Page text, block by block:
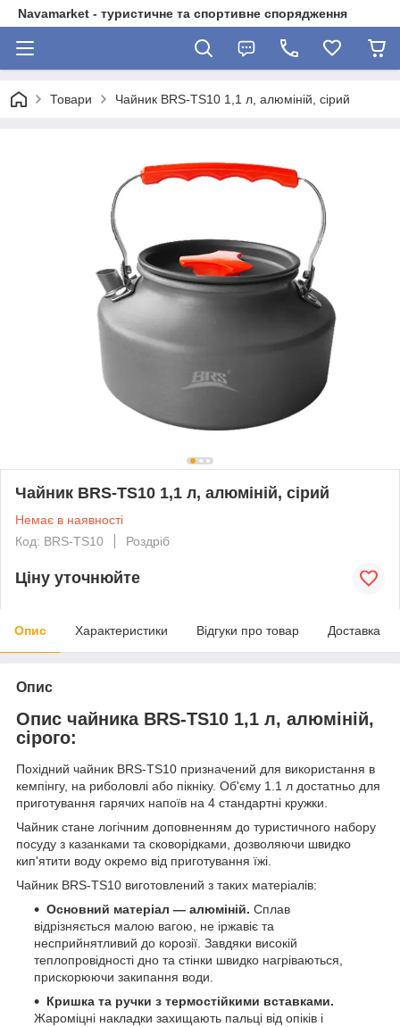
Navamarket - туристичне та спортивне спорядження
Товари Чайник BRS-TS10 1,1 л, алюміній, сірий
Чайник BRS-TS10 1,1 л, алюміній, сірий
Немає в наявності
Код: BRS-TS10
Роздріб
Ціну уточнюйте
Опис Характеристики Відгуки про товар Доставка
Опис
Опис чайника BRS-TS10 1,1 л, алюміній,
сірого:
Похідний чайник BRS-TS10 призначений для використання в
кемпінгу, на риболовлі або пікніку. Об'єму 1.1 л достатньо для
приготування гарячих напоїв на 4 стандартні кружки.
Чайник стане логічним доповненням до туристичного набору
посуду з казанками та сковорідками, дозволяючи швидко
кип'ятити воду окремо від приготування їжі.
Чайник BRS-TS10 виготовлений з таких матеріалів:
Основний матеріал — алюміній. Сплав
відрізняється малою вагою, не іржавіє та
несприйнятливий до корозії. Завдяки високій
теплопровідності дно та стінки швидко нагріваються,
прискорюючи закипання води.
Кришка та ручки з термостійкими вставками.
Жароміцні накладки захищають пальці від опіків і